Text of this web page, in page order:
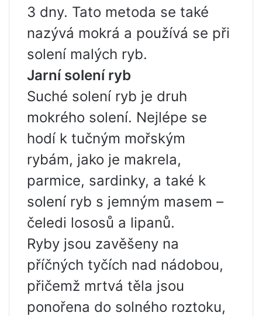
3 dny. Tato metoda se také
nazývá mokrá a používá se při
solení malých ryb.
Jarní solení ryb
Suché solení ryb je druh
mokrého solení. Nejlépe se
hodí k tučným mořským
rybám, jako je makrela,
parmice, sardinky, a také k
solení ryb s jemným masem –
čeledi lososů a lipanů.
Ryby jsou zavěšeny na
příčných tyčích nad nádobou,
přičemž mrtvá těla jsou
ponořena do solného roztoku,